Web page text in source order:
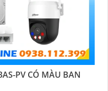
PV CÓ MÀU BAN